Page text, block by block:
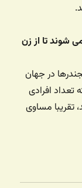
می شوند تا از زن
در جهان
افرادی
تقریبا مساوی